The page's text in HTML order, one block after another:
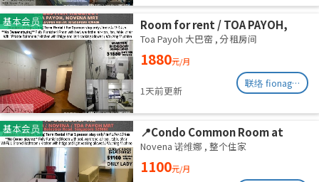
基本会员
Room for rent / TOA PAYOH,
NOVENA MRT / Master room /
1pax stay / Available Sept 2
Toa Payoh 大巴窑 , 分租房间
1880元/月
1天前更新
联络 fionag@transinex.com.sg
基本会员
📍Condo Common Room at
Balestier - Available
Immediately
Novena 诺维娜 , 整个住家
1100元/月